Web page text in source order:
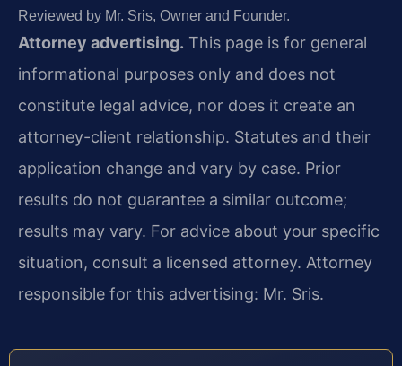
Reviewed by Mr. Sris, Owner and Founder.
Attorney advertising. This page is for general
informational purposes only and does not
constitute legal advice, nor does it create an
attorney-client relationship. Statutes and their
application change and vary by case. Prior
results do not guarantee a similar outcome;
results may vary. For advice about your specific
situation, consult a licensed attorney. Attorney
responsible for this advertising: Mr. Sris.